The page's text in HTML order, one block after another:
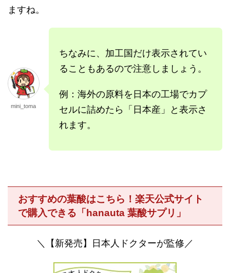
ますね。
mini_toma
ちなみに、加工国だけ表示されてい
ることもあるので注意しましょう。
例：海外の原料を日本の工場でカプ
セルに詰めたら「日本産」と表示さ
れます。
おすすめの葉酸はこちら！楽天公式サイト
で購入できる「hanauta 葉酸サプリ」
＼【新発売】日本人ドクターが監修／